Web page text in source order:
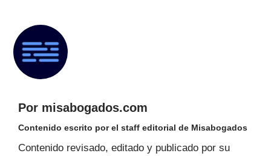
Por misabogados.com
Contenido escrito por el staff editorial de Misabogados
Contenido revisado, editado y publicado por su